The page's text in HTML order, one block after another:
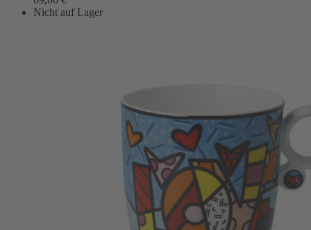
Nicht auf Lager